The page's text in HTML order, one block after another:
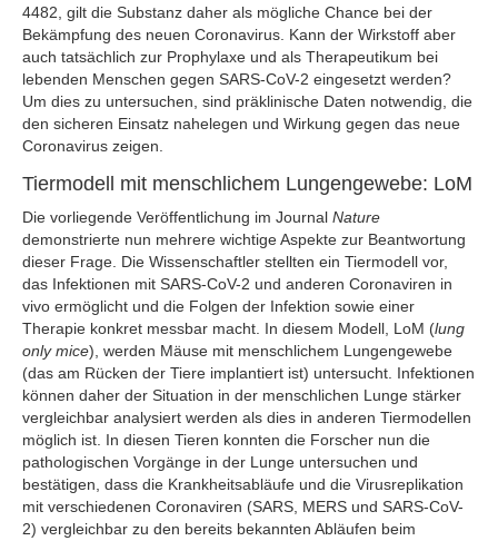
4482, gilt die Substanz daher als mögliche Chance bei der
Bekämpfung des neuen Coronavirus. Kann der Wirkstoff aber
auch tatsächlich zur Prophylaxe und als Therapeutikum bei
lebenden Menschen gegen SARS-CoV-2 eingesetzt werden?
Um dies zu untersuchen, sind präklinische Daten notwendig, die
den sicheren Einsatz nahelegen und Wirkung gegen das neue
Coronavirus zeigen.
Tiermodell mit menschlichem Lungengewebe: LoM
Die vorliegende Veröffentlichung im Journal Nature
demonstrierte nun mehrere wichtige Aspekte zur Beantwortung
dieser Frage. Die Wissenschaftler stellten ein Tiermodell vor,
das Infektionen mit SARS-CoV-2 und anderen Coronaviren in
vivo ermöglicht und die Folgen der Infektion sowie einer
Therapie konkret messbar macht. In diesem Modell, LoM (lung
only mice), werden Mäuse mit menschlichem Lungengewebe
(das am Rücken der Tiere implantiert ist) untersucht. Infektionen
können daher der Situation in der menschlichen Lunge stärker
vergleichbar analysiert werden als dies in anderen Tiermodellen
möglich ist. In diesen Tieren konnten die Forscher nun die
pathologischen Vorgänge in der Lunge untersuchen und
bestätigen, dass die Krankheitsabläufe und die Virusreplikation
mit verschiedenen Coronaviren (SARS, MERS und SARS-CoV-
2) vergleichbar zu den bereits bekannten Abläufen beim